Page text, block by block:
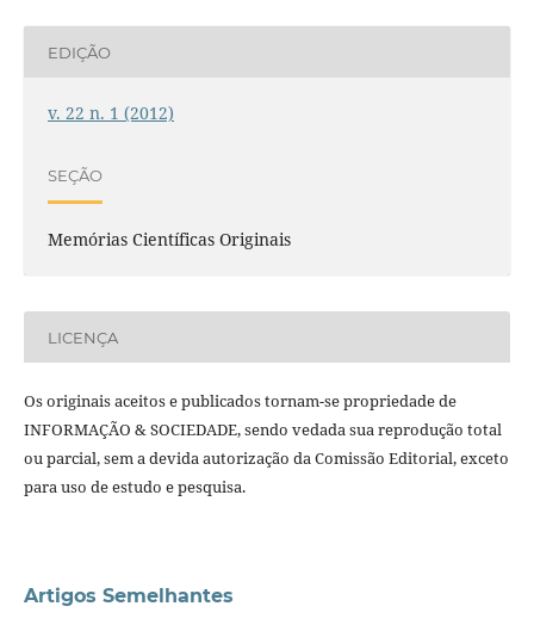
EDIÇÃO
v. 22 n. 1 (2012)
SEÇÃO
Memórias Científicas Originais
LICENÇA
Os originais aceitos e publicados tornam-se propriedade de
INFORMAÇÃO & SOCIEDADE, sendo vedada sua reprodução total
ou parcial, sem a devida autorização da Comissão Editorial, exceto
para uso de estudo e pesquisa.
Artigos Semelhantes